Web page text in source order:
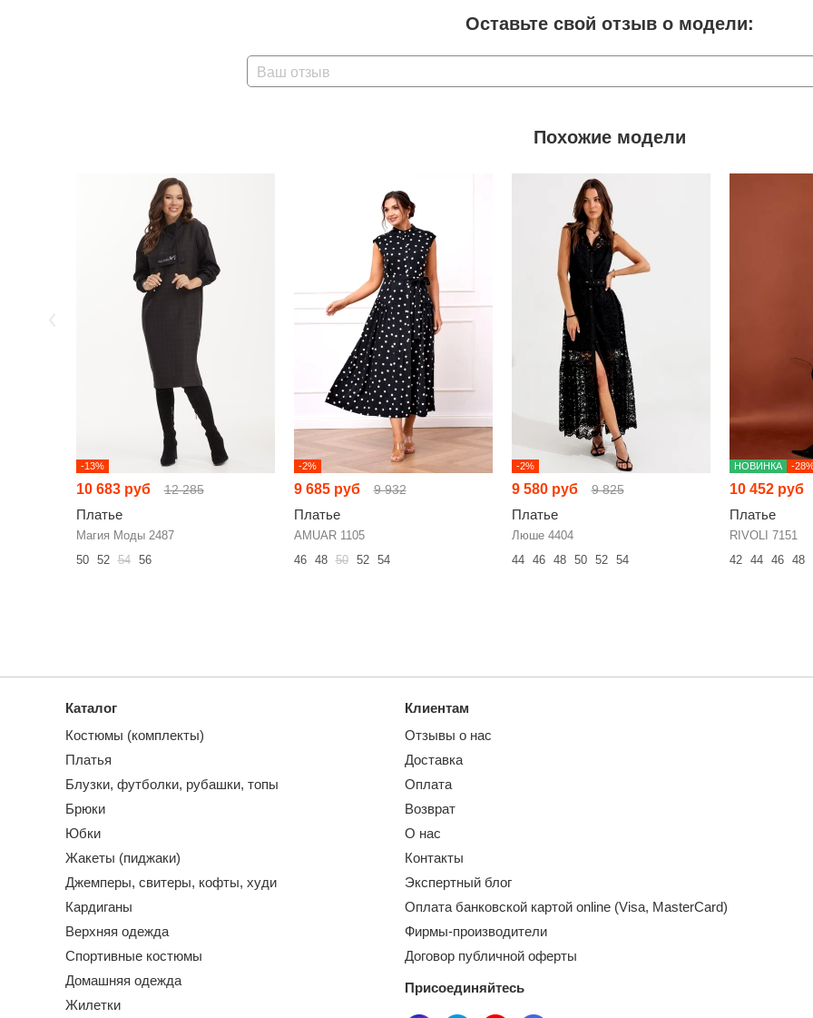
Оставьте свой отзыв о модели:
Ваш отзыв
Похожие модели
-13%
10 683 руб 12 285
Платье
Магия Моды 2487
50
52 54 56
-2%
9 685 руб 9 932
Платье
AMUAR 1105
46
48 50 52 54
-2%
9 580 руб 9 825
Платье
Люше 4404
44
46 48 50 52 54
НОВИНКА -
10 452 руб
Платье
RIVOLI 7151
42
44 46 48
Каталог
Костюмы (комплекты)
Платья
Блузки, футболки, рубашки, топы
Брюки
Юбки
Жакеты (пиджаки)
Джемперы, свитеры, кофты, худи
Кардиганы
Верхняя одежда
Спортивные костюмы
Домашняя одежда
Жилетки
Клиентам
Отзывы о нас
Доставка
Оплата
Возврат
О нас
Контакты
Экспертный блог
Оплата банковской картой online (Visa, MasterCard)
Фирмы-производители
Договор публичной оферты
Присоединяйтесь